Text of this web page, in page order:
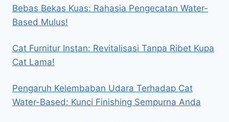
Bebas Bekas Kuas: Rahasia Pengecatan Water-
Based Mulus!
Cat Furnitur Instan: Revitalisasi Tanpa Ribet Kupa
Cat Lama!
Pengaruh Kelembaban Udara Terhadap Cat
Water-Based: Kunci Finishing Sempurna Anda